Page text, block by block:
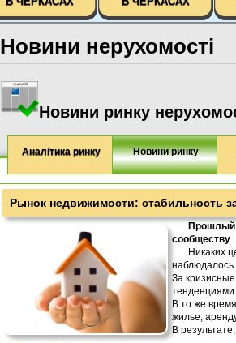
Новини нерухомості
Новини ринку
Аналітика ринку Новини ринку
Рынок недвижимости: стабильность
Прошлый
сообществу.
Никаких
наблюдалось.
За
тенденциями
В то же
жилье,
В